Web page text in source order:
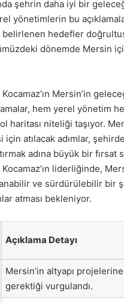
şehrin daha iyi bir
yönetimlerin bu
hedefler
dönemde Mersin
Mersin’in
hem yerel yönetim
haritası niteliği taşıyor.
için atılacak adımlar,
adına büyük bir fırsat
liderliğinde,
ve sürdürülebilir bir
atması bekleniyor.
Açıklama Detayı
Mersin’in altyapı
gerektiği vurgulandı.